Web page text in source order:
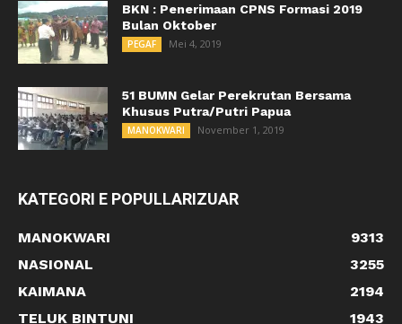
BKN : Penerimaan CPNS Formasi 2019
Bulan Oktober
PEGAF Mei 4, 2019
51 BUMN Gelar Perekrutan Bersama
Khusus Putra/Putri Papua
MANOKWARI November 1, 2019
KATEGORI E POPULLARIZUAR
MANOKWARI
9313
NASIONAL
3255
KAIMANA
2194
TELUK BINTUNI
1943